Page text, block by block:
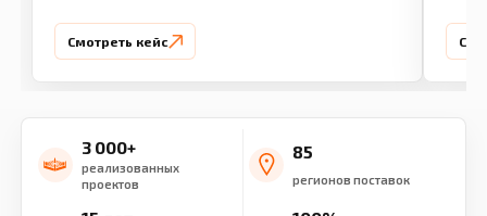
Смотреть кейс
3 000+
реализованных
проектов
85
регионов поставок